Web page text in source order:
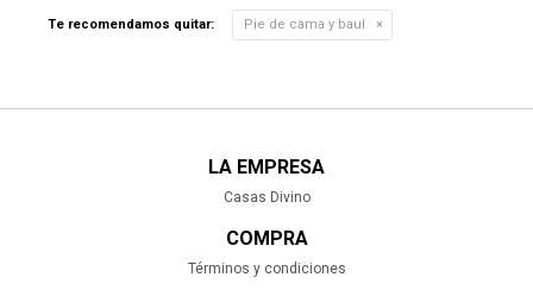
Te recomendamos quitar: Pie de cama y baul
LA EMPRESA
Casas Divino
COMPRA
Términos y condiciones